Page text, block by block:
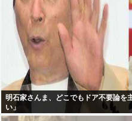
明石家さんま、どこでもドア不要論を
い」